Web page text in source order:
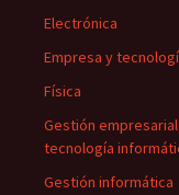
Electrónica
Empresa y
Física
Gestión
tecnología
Gestión informática